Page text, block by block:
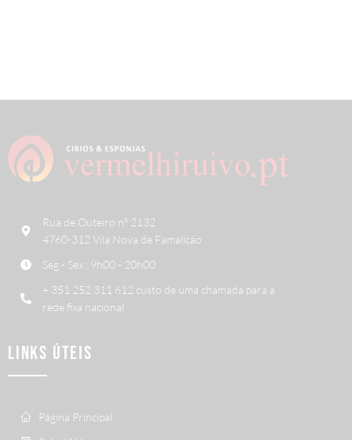
Rua de Outeiro nº 2132
4760-312 Vila Nova de Famalicão
Seg - Sex : 9h00 - 20h00
+ 351 252 311 612 custo de uma chamada para a
rede fixa nacional
LINKS ÚTEIS
Página Principal